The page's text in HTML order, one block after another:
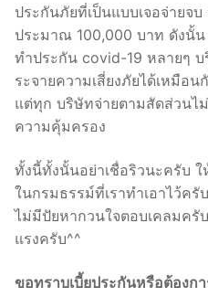
ประกันภัยที่เป็นแบบเจอจ่ายจ
ประมาณ 100,000 บาท ดังนั้
ทำประกัน covid-19 หลายๆ
ระจายความเสี่ยงภัยได้เหมือ
แต่ทุก บริษัทจ่ายตามสัดส่วนไ
ความคุ้มครอง
ทั้งนี้ทั้งนั้นอย่าเชื่อริวนะครับ
ในกรมธรรม์ที่เราทำเอาไว้ครั
ไม่มีปัยหากวนใจตอบเคลมค
แรงครับ^^
ขอทราบเบี้ยประกันหรือต้องก